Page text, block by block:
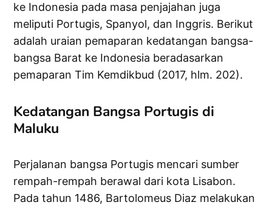
ke Indonesia pada masa penjajahan juga
meliputi Portugis, Spanyol, dan Inggris. Berikut
adalah uraian pemaparan kedatangan bangsa-
bangsa Barat ke Indonesia beradasarkan
pemaparan Tim Kemdikbud (2017, hlm. 202).
Kedatangan Bangsa Portugis di
Maluku
Perjalanan bangsa Portugis mencari sumber
rempah-rempah berawal dari kota Lisabon.
Pada tahun 1486, Bartolomeus Diaz melakukan